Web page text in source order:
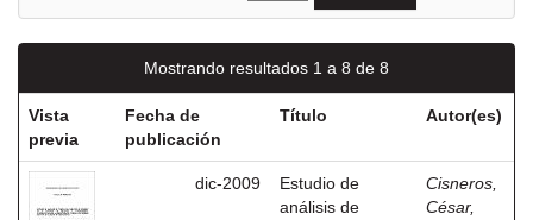
Mostrando resultados 1 a 8 de 8
Vista
previa
Fecha de
publicación
Título Autor(es)
dic-2009
Estudio de
análisis de
Cisneros,
César,